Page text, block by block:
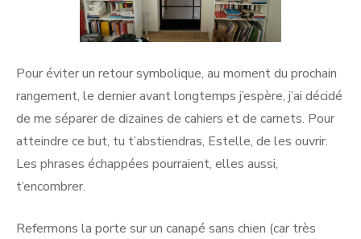
Pour éviter un retour symbolique, au moment du prochain
rangement, le dernier avant longtemps j’espère, j’ai décidé
de me séparer de dizaines de cahiers et de carnets. Pour
atteindre ce but, tu t’abstiendras, Estelle, de les ouvrir.
Les phrases échappées pourraient, elles aussi,
t’encombrer.
Refermons la porte sur un canapé sans chien (car très